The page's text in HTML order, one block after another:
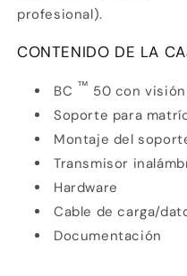
profesional).
CONTENIDO DE LA
BC ™ 50 con
Soporte para
Montaje del
Transmisor
Hardware
Cable de carga/
Documentación